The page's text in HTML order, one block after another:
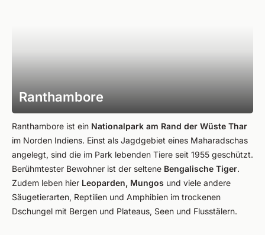
Ranthambore
Ranthambore ist ein Nationalpark am Rand der Wüste Thar
im Norden Indiens. Einst als Jagdgebiet eines Maharadschas
angelegt, sind die im Park lebenden Tiere seit 1955 geschützt.
Berühmtester Bewohner ist der seltene Bengalische Tiger.
Zudem leben hier Leoparden, Mungos und viele andere
Säugetierarten, Reptilien und Amphibien im trockenen
Dschungel mit Bergen und Plateaus, Seen und Flusstälern.